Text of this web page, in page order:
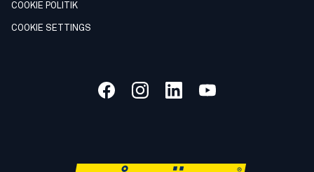
COOKIE POLITIK
COOKIE SETTINGS